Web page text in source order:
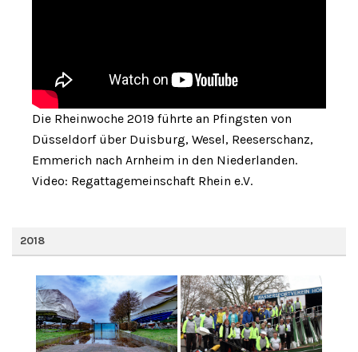
Die Rheinwoche 2019 führte an Pfingsten von
Düsseldorf über Duisburg, Wesel, Reeserschanz,
Emmerich nach Arnheim in den Niederlanden.
Video: Regattagemeinschaft Rhein e.V.
2018